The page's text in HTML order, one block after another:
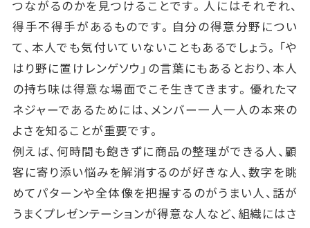
つながるのかを見つけることです。人にはそれぞれ、
得手不得手があるものです。自分の得意分野につい
て、本人でも気付いていないこともあるでしょう。「や
はり野に置けレンゲソウ」の言葉にもあるとおり、本人
の持ち味は得意な場面でこそ生きてきます。優れたマ
ネジャーであるためには、メンバー一人一人の本来の
よさを知ることが重要です。
例えば、何時間も飽きずに商品の整理ができる人、顧
客に寄り添い悩みを解消するのが好きな人、数字を眺
めてパターンや全体像を把握するのがうまい人、話が
うまくプレゼンテーションが得意な人など、組織にはさ